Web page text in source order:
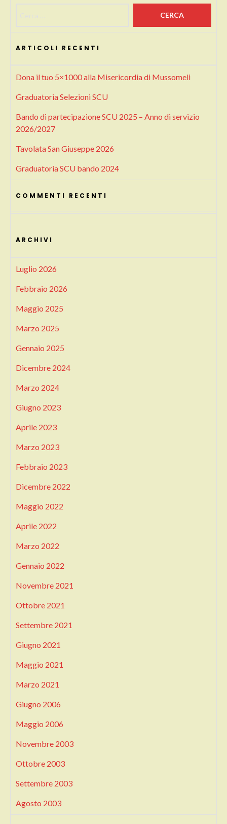
ARTICOLI RECENTI
Dona il tuo 5×1000 alla Misericordia di Mussomeli
Graduatoria Selezioni SCU
Bando di partecipazione SCU 2025 – Anno di servizio
2026/2027
Tavolata San Giuseppe 2026
Graduatoria SCU bando 2024
COMMENTI RECENTI
ARCHIVI
Luglio 2026
Febbraio 2026
Maggio 2025
Marzo 2025
Gennaio 2025
Dicembre 2024
Marzo 2024
Giugno 2023
Aprile 2023
Marzo 2023
Febbraio 2023
Dicembre 2022
Maggio 2022
Aprile 2022
Marzo 2022
Gennaio 2022
Novembre 2021
Ottobre 2021
Settembre 2021
Giugno 2021
Maggio 2021
Marzo 2021
Giugno 2006
Maggio 2006
Novembre 2003
Ottobre 2003
Settembre 2003
Agosto 2003